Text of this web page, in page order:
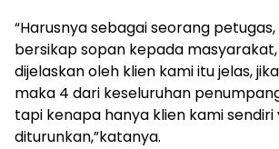
“Harusnya sebagai seorang
bersikap sopan kepada
dijelaskan oleh klien kami itu jelas,
maka 4 dari keseluruhan
tapi kenapa hanya klien kami sendiri
diturunkan,”katanya.